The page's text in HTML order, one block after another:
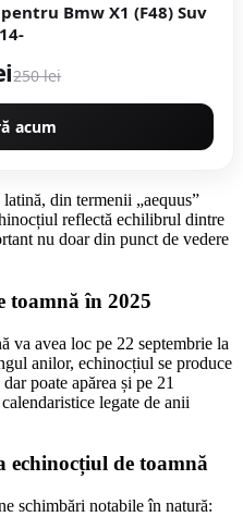
Bmw X1 (F48) Suv
250 lei
acum
din termenii „aequus”
reflectă echilibrul dintre
nu doar din punct de vedere
toamnă în 2025
va avea loc pe 22 septembrie la
anilor, echinocțiul se produce
poate apărea și pe 21
legate de anii
echinocțiul de toamnă
schimbări notabile în natură: